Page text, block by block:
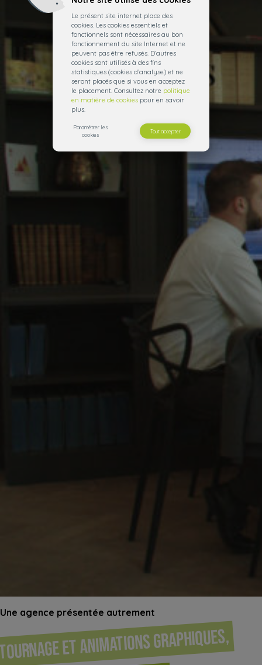
Une agence présentée autrement
et animations graphiques,
Le présent site internet place des
cookies. Les cookies essentiels et
fonctionnels sont nécessaires au bon
fonctionnement du site Internet et ne
peuvent pas être refusés. D’autres
cookies sont utilisés à des fins
statistiques (cookies d’analyse) et ne
seront placés que si vous en acceptez
le placement. Consultez notre politique
en matière de cookiespour en savoir
plus.
Paramétrer les
cookies
Tout accepter